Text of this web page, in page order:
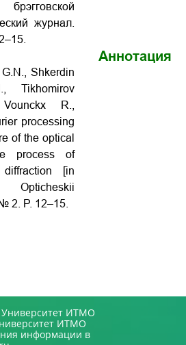
журнал.
Shkerdin
Tikhomirov
R.,
processing
of the optical
process of
[in
2. P. 12–15.
Аннотация
ИТМО
ИТМО
информации в